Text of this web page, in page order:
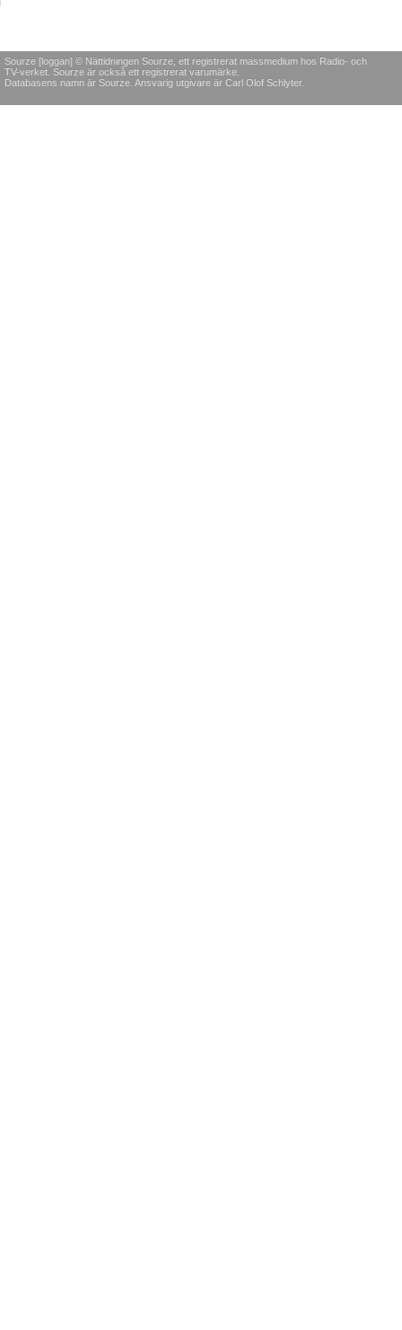
Sourze [loggan] © Nättidningen Sourze, ett registrerat massmedium hos Radio- och
TV-verket. Sourze är också ett registrerat varumärke.
Databasens namn är Sourze. Ansvarig utgivare är Carl Olof Schlyter.